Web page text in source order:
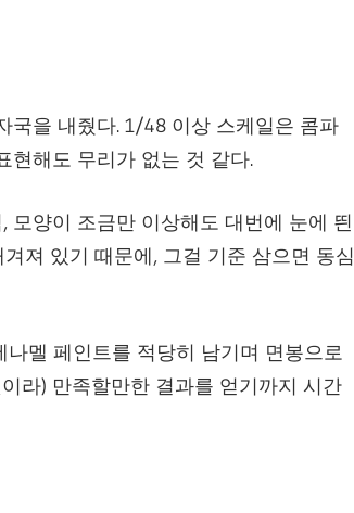
국을 내줬다. 1/48 이상 스케일은 콤파
현해도 무리가 없는 것 같다.
모양이 조금만 이상해도 대번에 눈에 띈
져 있기 때문에, 그걸 기준 삼으면 동심
나멜 페인트를 적당히 남기며 면봉으로
라) 만족할만한 결과를 얻기까지 시간